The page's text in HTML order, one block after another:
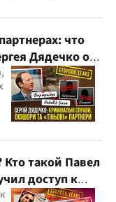
что
Дядечко от
такой Павел
доступ к